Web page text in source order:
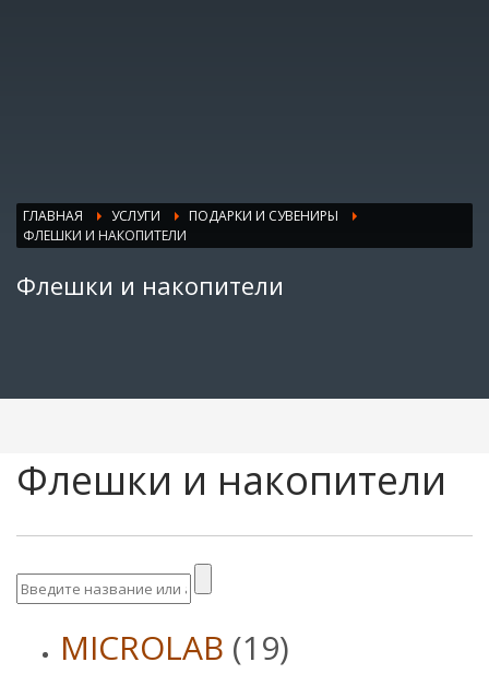
ГЛАВНАЯ УСЛУГИ
ПОДАРКИ И СУВЕНИРЫ
ФЛЕШКИ И НАКОПИТЕЛИ
Флешки и накопители
Флешки и накопители
MICROLAB (19)